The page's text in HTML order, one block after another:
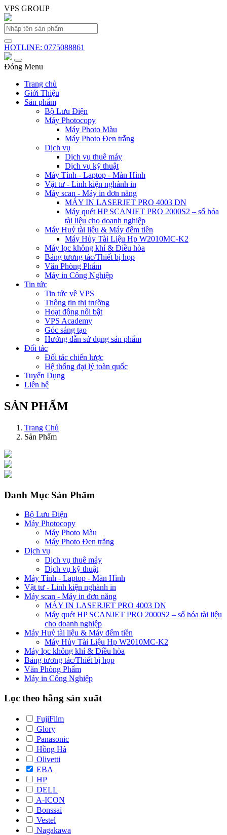
VPS GROUP
HOTLINE: 0775088861
Đóng Menu
Trang chủ
Giới Thiệu
Sản phẩm
Bộ Lưu Điện
Máy Photocopy
Máy Photo Màu
Máy Photo Đen trắng
Dịch vụ
Dịch vụ thuê máy
Dịch vụ kỹ thuật
Máy Tính - Laptop - Màn Hình
Vật tư - Linh kiện nghành in
Máy scan - Máy in đơn năng
MÁY IN LASERJET PRO 4003 DN
Máy quét HP SCANJET PRO 2000S2 – số hóa
tài liệu cho doanh nghiệp
Máy Huỷ tài liệu & Máy đếm tiền
Máy Hủy Tài Liệu Hp W2010MC-K2
Máy lọc không khí & Điều hòa
Bảng tương tác/Thiết bị họp
Văn Phòng Phẩm
Máy in Công Nghiệp
Tin tức
Tin tức về VPS
Thông tin thị trường
Hoạt động nổi bật
VPS Academy
Góc sáng tạo
Hướng dẫn sử dụng sản phẩm
Đối tác
Đối tác chiến lược
Hệ thống đại lý toàn quốc
Tuyển Dụng
Liên hệ
SẢN PHẨM
Trang Chủ
Sản Phẩm
Danh Mục Sản Phẩm
Bộ Lưu Điện
Máy Photocopy
Máy Photo Màu
Máy Photo Đen trắng
Dịch vụ
Dịch vụ thuê máy
Dịch vụ kỹ thuật
Máy Tính - Laptop - Màn Hình
Vật tư - Linh kiện nghành in
Máy scan - Máy in đơn năng
MÁY IN LASERJET PRO 4003 DN
Máy quét HP SCANJET PRO 2000S2 – số hóa tài liệu
cho doanh nghiệp
Máy Huỷ tài liệu & Máy đếm tiền
Máy Hủy Tài Liệu Hp W2010MC-K2
Máy lọc không khí & Điều hòa
Bảng tương tác/Thiết bị họp
Văn Phòng Phẩm
Máy in Công Nghiệp
Lọc theo hãng sản xuất
FujiFilm
Glory
Panasonic
Hồng Hà
Olivetti
EBA
HP
DELL
A-ICON
Bonssai
Vestel
Nagakawa